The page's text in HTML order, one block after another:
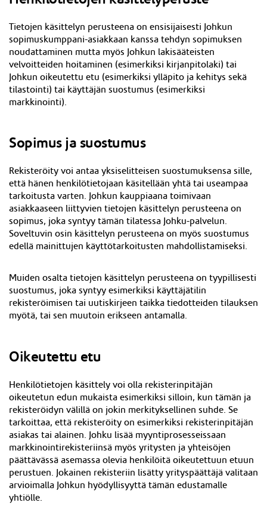
Tietojen käsittelyn perusteena on ensisijaisesti Johkun
sopimuskumppani-asiakkaan kanssa tehdyn sopimuksen
noudattaminen mutta myös Johkun lakisääteisten
velvoitteiden hoitaminen (esimerkiksi kirjanpitolaki) tai
Johkun oikeutettu etu (esimerkiksi ylläpito ja kehitys sekä
tilastointi) tai käyttäjän suostumus (esimerkiksi
markkinointi).
Sopimus ja suostumus
Rekisteröity voi antaa yksiselitteisen suostumuksensa sille,
että hänen henkilötietojaan käsitellään yhtä tai useampaa
tarkoitusta varten. Johkun kauppiaana toimivaan
asiakkaaseen liittyvien tietojen käsittelyn perusteena on
sopimus, joka syntyy tämän tilatessa Johku-palvelun.
Soveltuvin osin käsittelyn perusteena on myös suostumus
edellä mainittujen käyttötarkoitusten mahdollistamiseksi.
Muiden osalta tietojen käsittelyn perusteena on tyypillisesti
suostumus, joka syntyy esimerkiksi käyttäjätilin
rekisteröimisen tai uutiskirjeen taikka tiedotteiden tilauksen
myötä, tai sen muutoin erikseen antamalla.
Oikeutettu etu
Henkilötietojen käsittely voi olla rekisterinpitäjän
oikeutetun edun mukaista esimerkiksi silloin, kun tämän ja
rekisteröidyn välillä on jokin merkityksellinen suhde. Se
tarkoittaa, että rekisteröity on esimerkiksi rekisterinpitäjän
asiakas tai alainen. Johku lisää myyntiprosesseissaan
markkinointirekisteriinsä myös yritysten ja yhteisöjen
päättävässä asemassa olevia henkilöitä oikeutettuun etuun
perustuen. Jokainen rekisteriin lisätty yrityspäättäjä valitaan
arvioimalla Johkun hyödyllisyyttä tämän edustamalle
yhtiölle.